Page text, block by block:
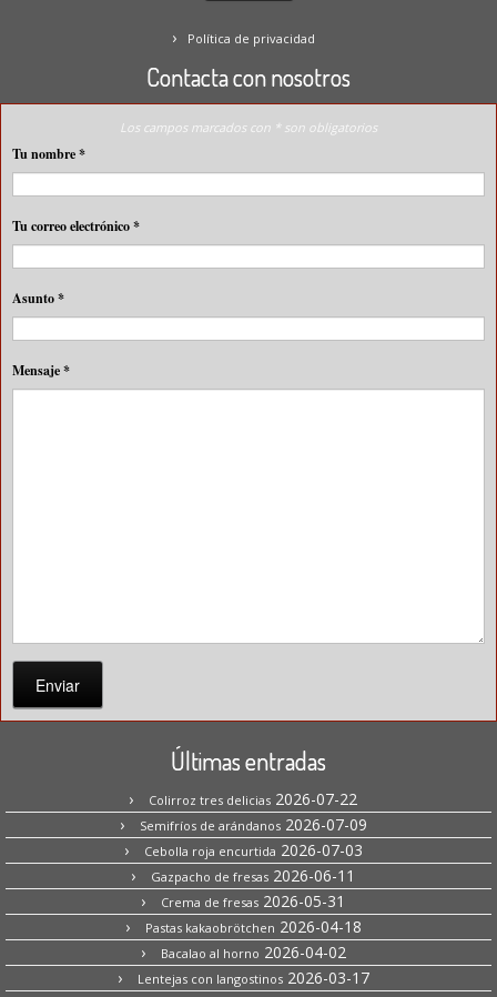
Política de privacidad
Contacta con nosotros
Los campos marcados con * son obligatorios
Tu nombre*
Tu correo electrónico*
Asunto*
Mensaje*
Enviar
Últimas entradas
Colirroz tres delicias 2026-07-22
Semifríos de arándanos 2026-07-09
Cebolla roja encurtida 2026-07-03
Gazpacho de fresas 2026-06-11
Crema de fresas 2026-05-31
Pastas kakaobrötchen 2026-04-18
Bacalao al horno 2026-04-02
Lentejas con langostinos 2026-03-17